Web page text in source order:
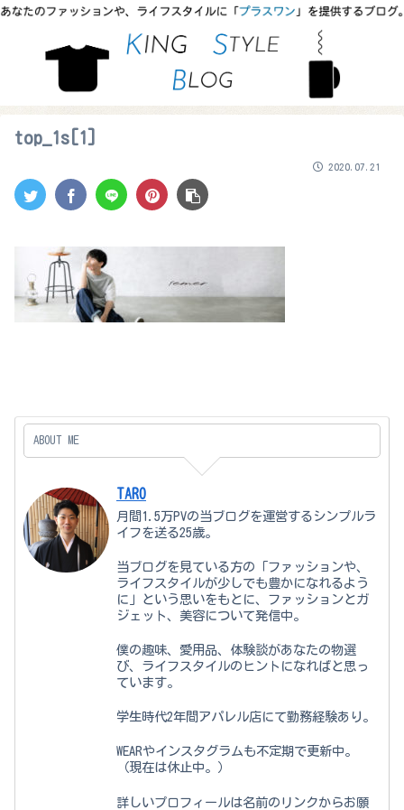
top_1s[1]
2020.07.21
ABOUT ME
TARO
月間1.5万PVの当ブログを運営するシンプルラ
イフを送る25歳。
当ブログを見ている方の「ファッションや、
ライフスタイルが少しでも豊かになれるよう
に」という思いをもとに、ファッションとガ
ジェット、美容について発信中。
僕の趣味、愛用品、体験談があなたの物選
び、ライフスタイルのヒントになればと思っ
ています。
学生時代2年間アパレル店にて勤務経験あり。
WEARやインスタグラムも不定期で更新中。
（現在は休止中。）
詳しいプロフィールは名前のリンクからお願